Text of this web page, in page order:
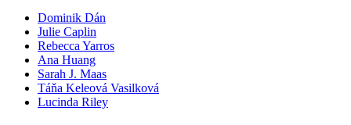
Dominik Dán
Julie Caplin
Rebecca Yarros
Ana Huang
Sarah J. Maas
Táňa Keleová Vasilková
Lucinda Riley